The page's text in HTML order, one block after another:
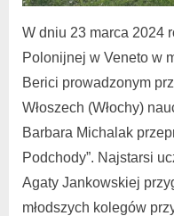
W dniu 23 marca 2024
Polonijnej w Veneto w
Berici prowadzonym
Włoszech (Włochy)
Barbara Michalak
Podchody”. Najstarsi
Agaty Jankowskiej
młodszych kolegów